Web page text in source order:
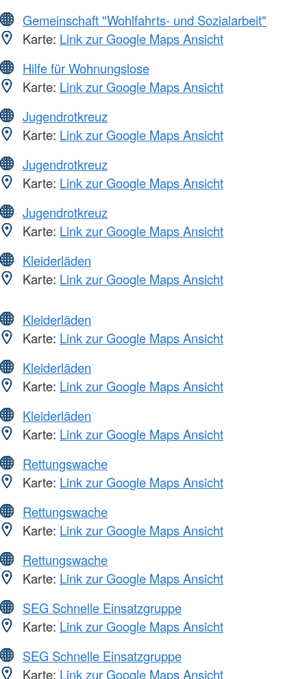
Gemeinschaft "Wohlfahrts- und Sozialarbeit"
Karte: Link zur Google Maps Ansicht
Hilfe für Wohnungslose
Karte: Link zur Google Maps Ansicht
Jugendrotkreuz
Karte: Link zur Google Maps Ansicht
Jugendrotkreuz
Karte: Link zur Google Maps Ansicht
Jugendrotkreuz
Karte: Link zur Google Maps Ansicht
Kleiderläden
Karte: Link zur Google Maps Ansicht
Kleiderläden
Karte: Link zur Google Maps Ansicht
Kleiderläden
Karte: Link zur Google Maps Ansicht
Kleiderläden
Karte: Link zur Google Maps Ansicht
Rettungswache
Karte: Link zur Google Maps Ansicht
Rettungswache
Karte: Link zur Google Maps Ansicht
Rettungswache
Karte: Link zur Google Maps Ansicht
SEG Schnelle Einsatzgruppe
Karte: Link zur Google Maps Ansicht
SEG Schnelle Einsatzgruppe
Karte: Link zur Google Maps Ansicht